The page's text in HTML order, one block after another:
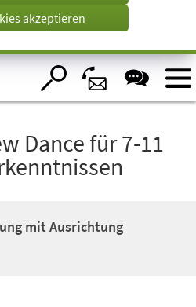
akzeptieren
Dance für 7-11
mit Ausrichtung